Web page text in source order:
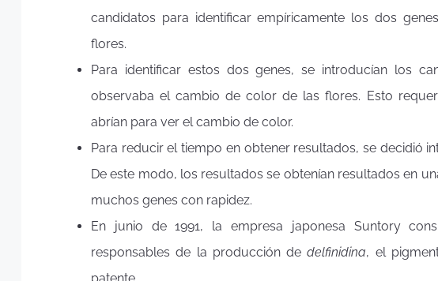
candidatos para identificar empíricamente los dos
flores.
Para identificar estos dos genes, se introducían los
observaba el cambio de color de las flores. Esto
abrían para ver el cambio de color.
Para reducir el tiempo en obtener resultados, se decidió
De este modo, los resultados se obtenían resultados en
muchos genes con rapidez.
En junio de 1991, la empresa japonesa Suntory
responsables de la producción dedelfinidina, el
patente.